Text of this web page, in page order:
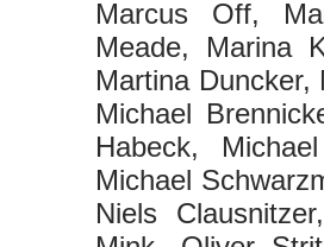
Marcus Off,
Meade, Marina
Martina
Michael
Habeck,
Michael
Niels